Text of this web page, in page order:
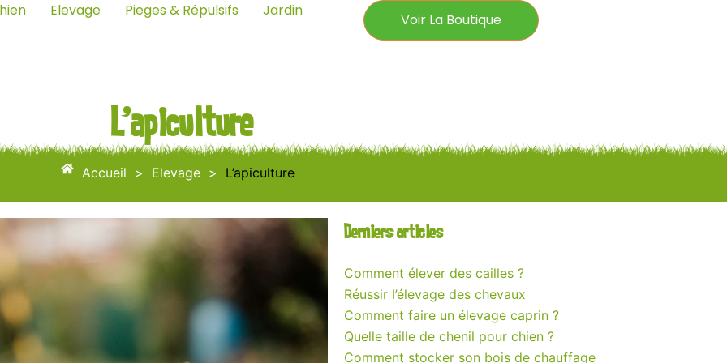
Elevage Pieges & Répulsifs Jardin
Voir La Boutique
L’apiculture
Accueil > Elevage > L’apiculture
Derniers articles
Comment élever des cailles ?
Réussir l’élevage des chevaux
Comment faire un élevage caprin ?
Quelle taille de chenil pour chien ?
Comment stocker son bois de chauffage